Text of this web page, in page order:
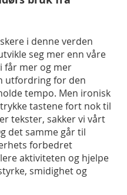
i denne verden
seg mer enn våre
får mer og mer
utfordring for den
tempo. Men ironisk
tastene fort nok til
tekster, sakker vi vårt
det samme går til
forbedret
aktiviteten og hjelpe
smidighet og